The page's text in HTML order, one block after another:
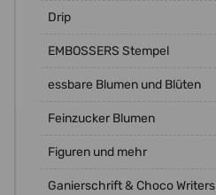
Drip
EMBOSSERS Stempel
essbare Blumen und Blüten
Feinzucker Blumen
Figuren und mehr
Ganierschrift & Choco Writers